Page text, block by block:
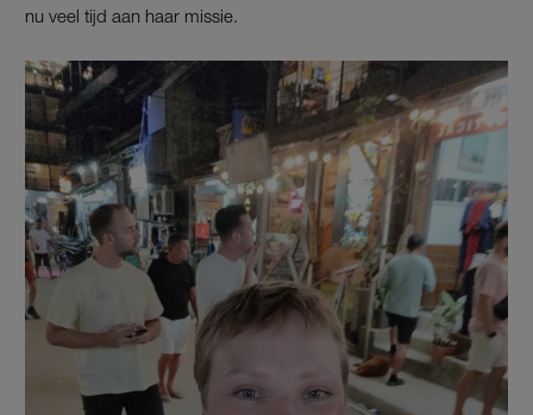
nu veel tijd aan haar missie.